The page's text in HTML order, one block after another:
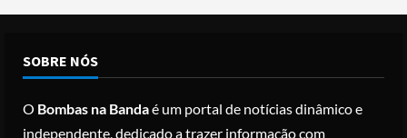
Branca agiu sozinho e não tem
para apostar em automação e
SOBRE NÓS
O Bombas na Bandaé um portal de notícias dinâmico e
independente, dedicado a trazer informação com